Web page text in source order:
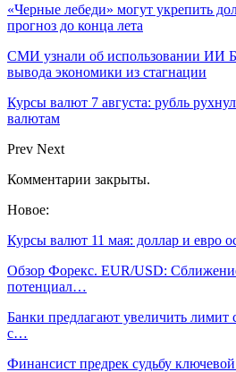
«Черные лебеди» могут укрепить
прогноз до конца лета
СМИ узнали об использовании ИИ
вывода экономики из стагнации
Курсы валют 7 августа: рубль
валютам
Prev Next
Комментарии закрыты.
Новое:
Курсы валют 11 мая: доллар и евро
Обзор Форекс. EUR/USD:
потенциал…
Банки предлагают увеличить лимит
с…
Финансист предрек судьбу